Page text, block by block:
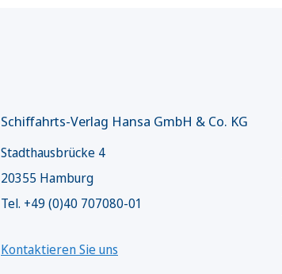
Schiffahrts-Verlag Hansa GmbH & Co. KG
Stadthausbrücke 4
20355 Hamburg
Tel. +49 (0)40 707080-01
Kontaktieren Sie uns